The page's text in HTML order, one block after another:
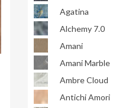
Agatina
Alchemy 7.0
Amani
Amani Marble
Ambre Cloud
Antichi Amori